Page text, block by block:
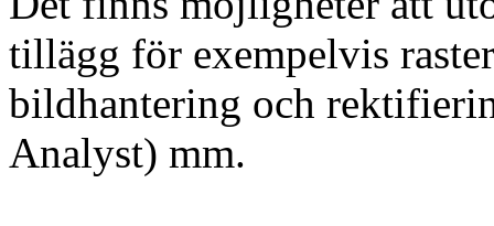
tillägg för exempelvis
bildhantering och
Analyst) mm.